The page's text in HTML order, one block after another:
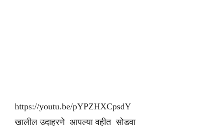
https://youtu.be/pYPZHXCpsdY
खालील उदाहरणे आपल्या वहीत सोडवा